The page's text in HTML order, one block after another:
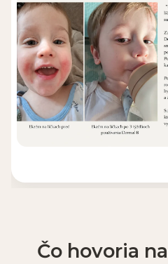
Čo hovoria